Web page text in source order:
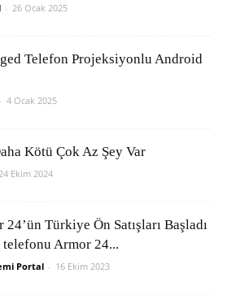
- 26 Ocak 2025
Telefon Projeksiyonlu Android
- 4 Ocak 2025
Kötü Çok Az Şey Var
Ekim 2024
Türkiye Ön Satışları Başladı
telefonu Armor 24...
Portal - 16 Ekim 2023